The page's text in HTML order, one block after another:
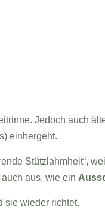
Jedoch auch
einhergeht.
Stützlahmheit“,
aus, wie ein
sie wieder richtet.